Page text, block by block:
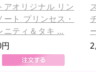
アオリジナル リン
ート プリンセス・
ニティ＆タキ …